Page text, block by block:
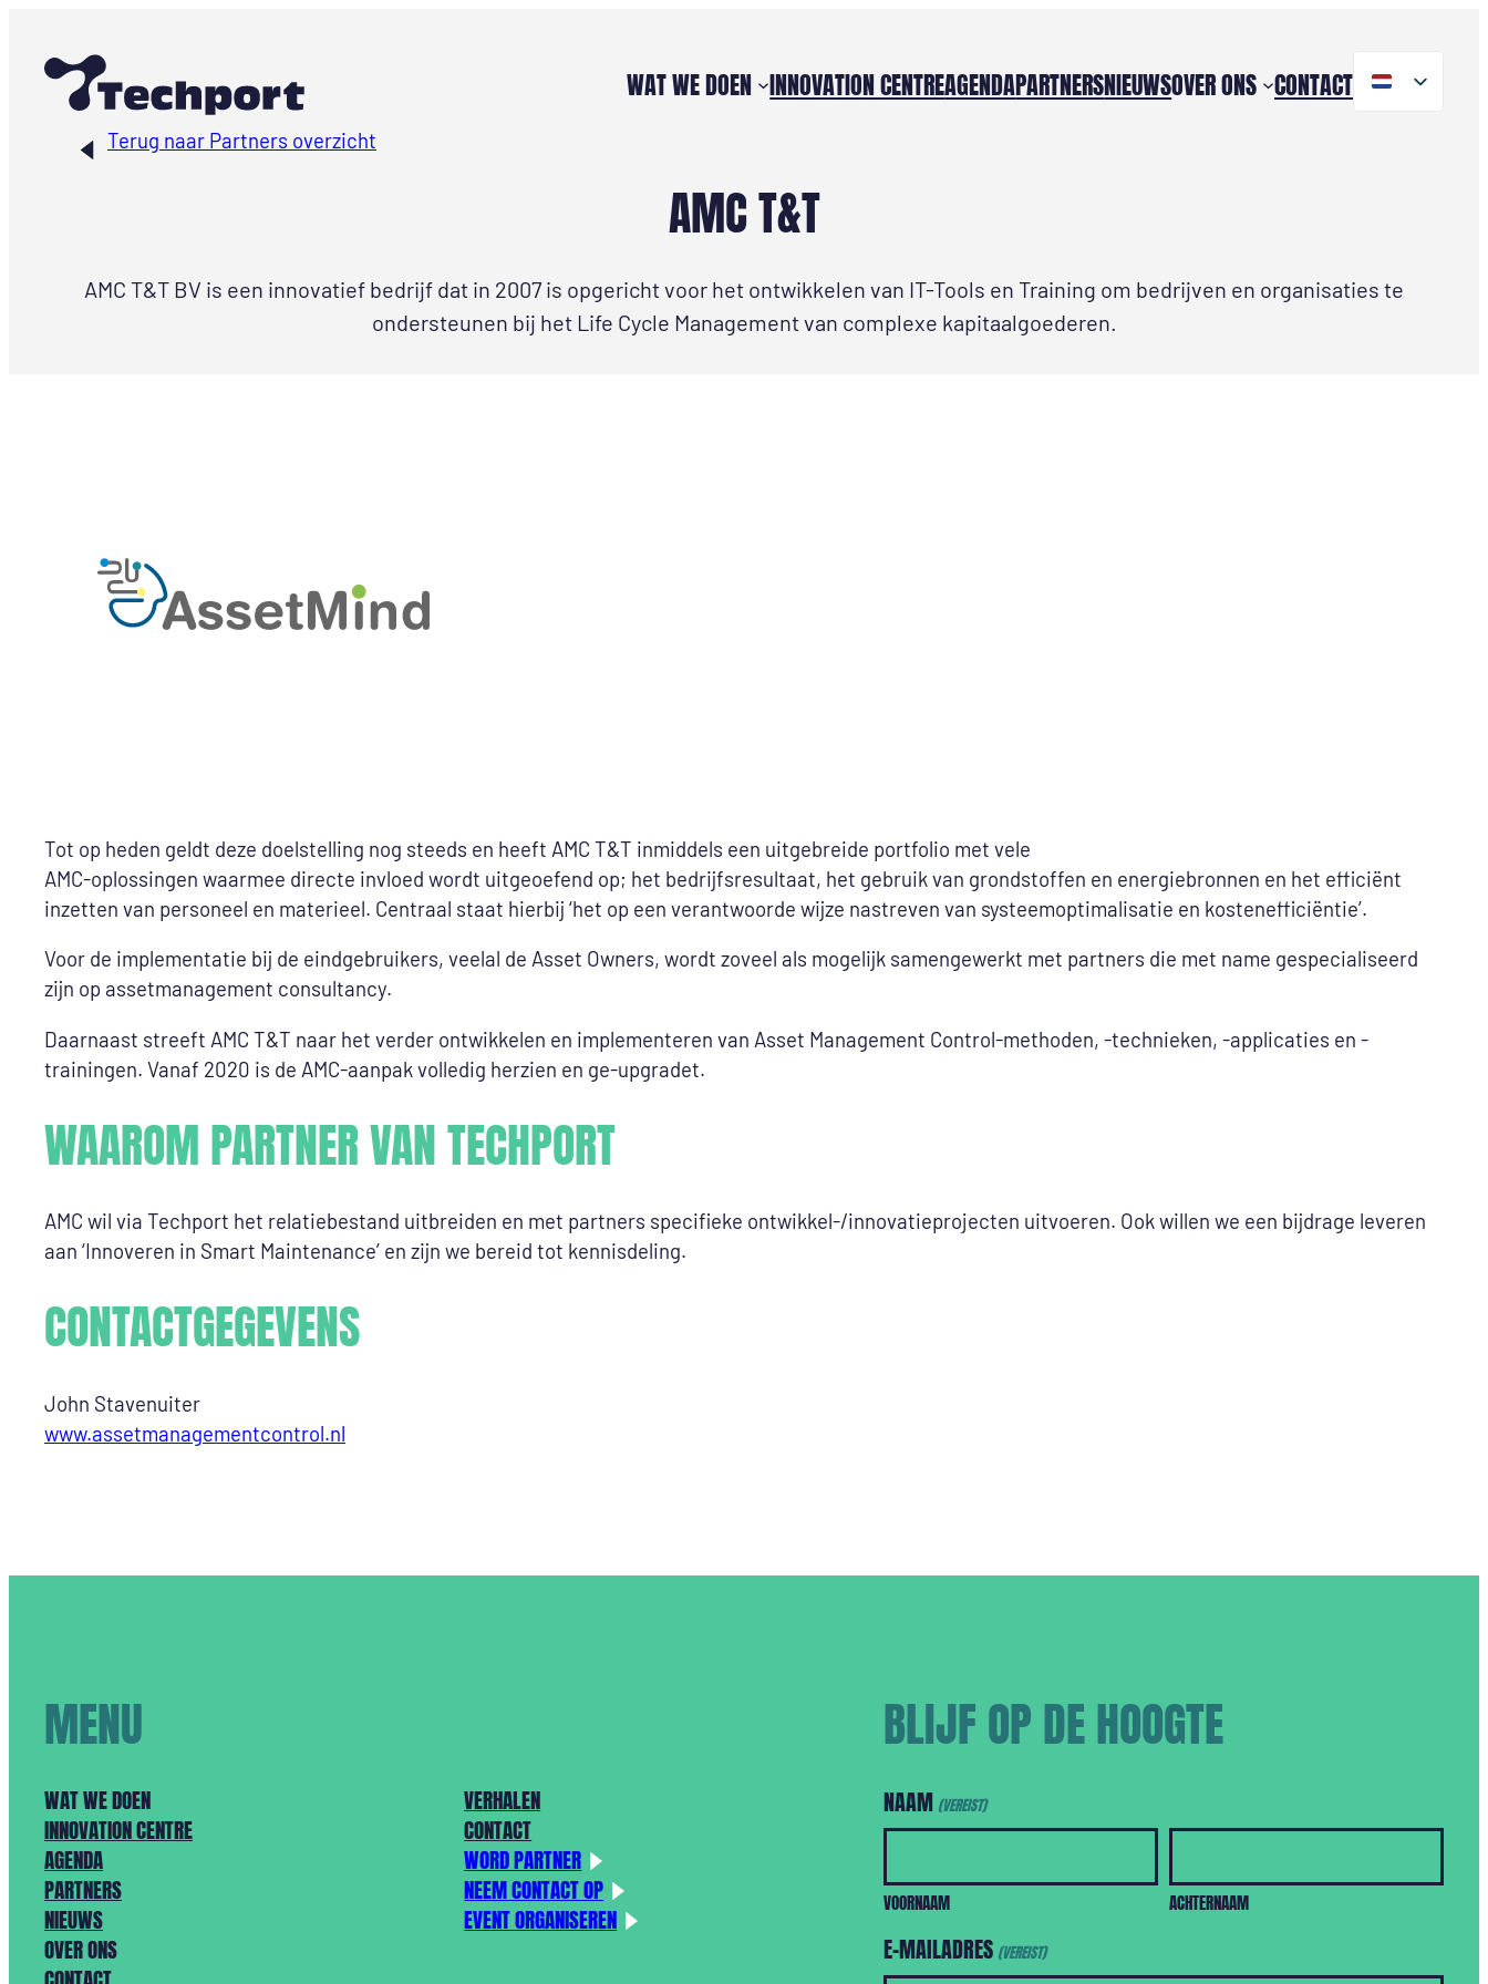
WAT WE DOEN INNOVATION CENTREAGENDAPARTNERSNIEUWSOVER ONS CONTACT
Terug naar Partners overzicht
AMC T&T
AMC T&T BV is een innovatief bedrijf dat in 2007 is opgericht voor het ontwikkelen van IT-Tools en Training om bedrijven en organisaties te
ondersteunen bij het Life Cycle Management van complexe kapitaalgoederen.
Tot op heden geldt deze doelstelling nog steeds en heeft AMC T&T inmiddels een uitgebreide portfolio met vele
AMC-oplossingen waarmee directe invloed wordt uitgeoefend op; het bedrijfsresultaat, het gebruik van grondstoffen en energiebronnen en het efficiënt
inzetten van personeel en materieel. Centraal staat hierbij ‘het op een verantwoorde wijze nastreven van systeemoptimalisatie en kostenefficiëntie’.
Voor de implementatie bij de eindgebruikers, veelal de Asset Owners, wordt zoveel als mogelijk samengewerkt met partners die met name gespecialiseerd
zijn op assetmanagement consultancy.
Daarnaast streeft AMC T&T naar het verder ontwikkelen en implementeren van Asset Management Control-methoden, -technieken, -applicaties en -
trainingen. Vanaf 2020 is de AMC-aanpak volledig herzien en ge-upgradet.
WAAROM PARTNER VAN TECHPORT
AMC wil via Techport het relatiebestand uitbreiden en met partners specifieke ontwikkel-/innovatieprojecten uitvoeren. Ook willen we een bijdrage leveren
aan ‘Innoveren in Smart Maintenance’ en zijn we bereid tot kennisdeling.
CONTACTGEGEVENS
John Stavenuiter
www.assetmanagementcontrol.nl
MENU
WAT WE DOEN
INNOVATION CENTRE
AGENDA
PARTNERS
NIEUWS
OVER ONS
VERHALEN
CONTACT
WORD PARTNER
NEEM CONTACT OP
EVENT ORGANISEREN
BLIJF OP DE HOOGTE
NAAM (VEREIST)
VOORNAAM ACHTERNAAM
E-MAILADRES (VEREIST)